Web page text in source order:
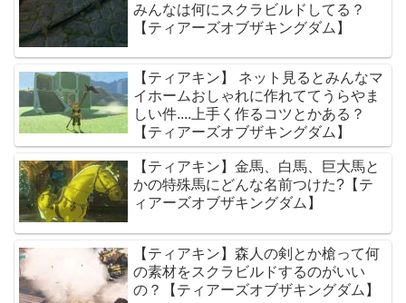
みんなは何にスクラビルドしてる？
【ティアーズオブザキングダム】
【ティアキン】 ネット見るとみんなマ
イホームおしゃれに作れててうらやま
しい件....上手く作るコツとかある？
【ティアーズオブザキングダム】
【ティアキン】金馬、白馬、巨大馬と
かの特殊馬にどんな名前つけた?【テ
ィアーズオブザキングダム】
【ティアキン】森人の剣とか槍って何
の素材をスクラビルドするのがいい
の？【ティアーズオブザキングダム】